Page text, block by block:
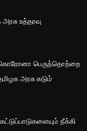
உத்தரவு
கொரோனா பெருந்தொற்றை
அரசு கடும்
நீக்கி